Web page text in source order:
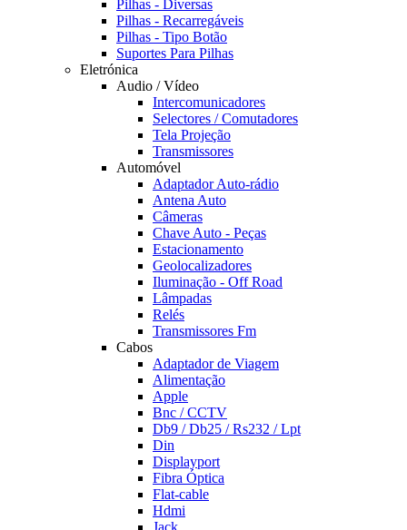
Pilhas - Diversas
Pilhas - Recarregáveis
Pilhas - Tipo Botão
Suportes Para Pilhas
Eletrónica
Audio / Vídeo
Intercomunicadores
Selectores / Comutadores
Tela Projeção
Transmissores
Automóvel
Adaptador Auto-rádio
Antena Auto
Câmeras
Chave Auto - Peças
Estacionamento
Geolocalizadores
Iluminação - Off Road
Lâmpadas
Relés
Transmissores Fm
Cabos
Adaptador de Viagem
Alimentação
Apple
Bnc / CCTV
Db9 / Db25 / Rs232 / Lpt
Din
Displayport
Fibra Óptica
Flat-cable
Hdmi
Jack